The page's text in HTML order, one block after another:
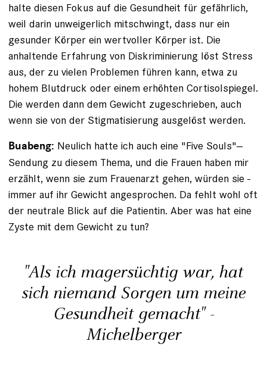
halte diesen Fokus auf die Gesundheit für gefährlich,
weil darin unweigerlich mitschwingt, dass nur ein
gesunder Körper ein wertvoller Körper ist. Die
anhaltende Erfahrung von Diskriminierung löst Stress
aus, der zu vielen Problemen führen kann, etwa zu
hohem Blutdruck oder einem erhöhten Cortisolspiegel.
Die werden dann dem Gewicht zugeschrieben, auch
wenn sie von der Stigmatisierung ausgelöst werden.
Buabeng: Neulich hatte ich auch eine "Five Souls"-­
Sendung zu diesem Thema, und die Frauen haben mir
erzählt, wenn sie zum Frauenarzt gehen, würden sie ­
immer auf ihr Gewicht angesprochen. Da fehlt wohl oft
der neutrale Blick auf die Patientin. Aber was hat eine
Zyste mit dem Gewicht zu tun?
"Als ich magersüchtig war, hat
sich niemand Sorgen um meine
Gesundheit gemacht" -
Michelberger